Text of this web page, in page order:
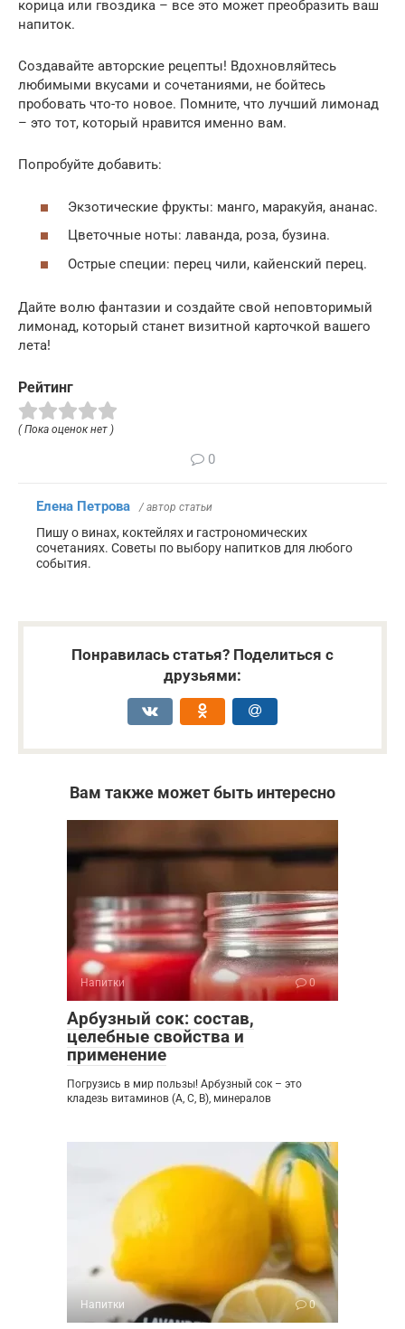
корица или гвоздика – все это может преобразить ваш
напиток.
Создавайте авторские рецепты! Вдохновляйтесь
любимыми вкусами и сочетаниями, не бойтесь
пробовать что-то новое. Помните, что лучший лимонад
– это тот, который нравится именно вам.
Попробуйте добавить:
Экзотические фрукты: манго, маракуйя, ананас.
Цветочные ноты: лаванда, роза, бузина.
Острые специи: перец чили, кайенский перец.
Дайте волю фантазии и создайте свой неповторимый
лимонад, который станет визитной карточкой вашего
лета!
Рейтинг
( Пока оценок нет )
0
Елена Петрова / автор статьи
Пишу о винах, коктейлях и гастрономических
сочетаниях. Советы по выбору напитков для любого
события.
Понравилась статья? Поделиться с
друзьями:
Вам также может быть интересно
Напитки 0
Арбузный сок: состав,
целебные свойства и
применение
Погрузись в мир пользы! Арбузный сок – это
кладезь витаминов (A, C, B), минералов
Напитки 0